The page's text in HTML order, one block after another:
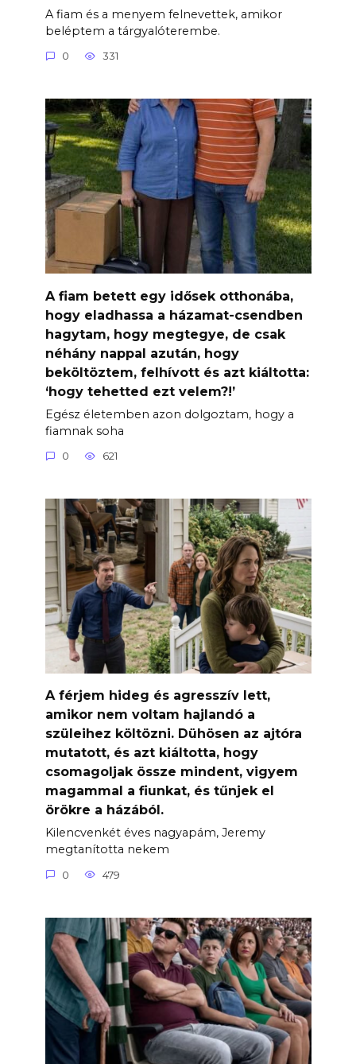
A fiam és a menyem felnevettek, amikor
beléptem a tárgyalóterembe.
0 331
A fiam betett egy idősek otthonába,
hogy eladhassa a házamat-csendben
hagytam, hogy megtegye, de csak
néhány nappal azután, hogy
beköltöztem, felhívott és azt kiáltotta:
‘hogy tehetted ezt velem?!’
Egész életemben azon dolgoztam, hogy a
fiamnak soha
0 621
A férjem hideg és agresszív lett,
amikor nem voltam hajlandó a
szüleihez költözni. Dühösen az ajtóra
mutatott, és azt kiáltotta, hogy
csomagoljak össze mindent, vigyem
magammal a fiunkat, és tűnjek el
örökre a házából.
Kilencvenkét éves nagyapám, Jeremy
megtanította nekem
0 479